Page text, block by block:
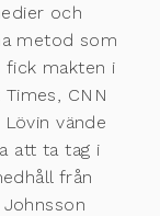
och
metod som
fick makten i
CNN
vände
att ta tag i
från